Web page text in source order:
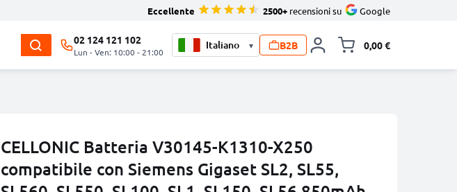
Eccellente 2500+ recensioni su Google
02 124 121 102
Lun - Ven: 10:00 - 21:00
▾ B2B 0,00 €
CELLONIC Batteria V30145-K1310-X250
compatibile con Siemens Gigaset SL2, SL55,